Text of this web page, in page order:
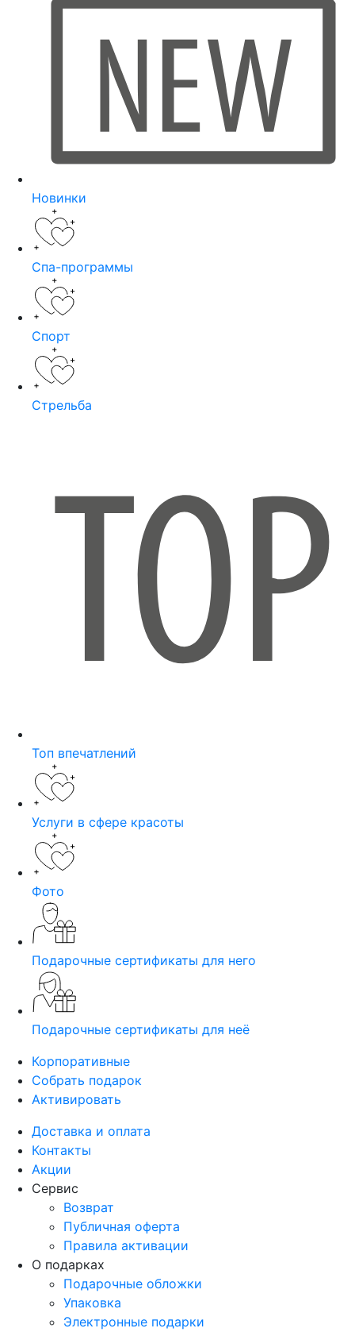
Новинки
Спа-программы
Спорт
Стрельба
Топ впечатлений
Услуги в сфере красоты
Фото
Подарочные сертификаты для него
Подарочные сертификаты для неё
Корпоративные
Собрать подарок
Активировать
Доставка и оплата
Контакты
Акции
Сервис
Возврат
Публичная оферта
Правила активации
О подарках
Подарочные обложки
Упаковка
Электронные подарки